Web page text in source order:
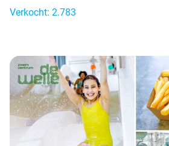
Verkocht: 2.783